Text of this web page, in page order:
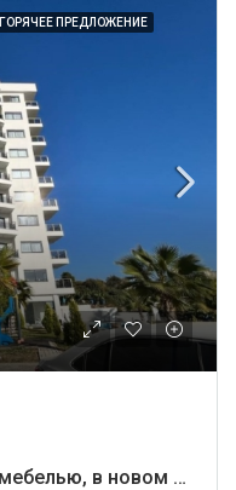
ГОРЯЧЕЕ ПРЕДЛОЖЕНИЕ
Квартира планировки 2+1 с мебелью, в новом комплексе.